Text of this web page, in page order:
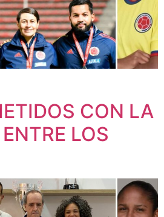
CON LA
LOS